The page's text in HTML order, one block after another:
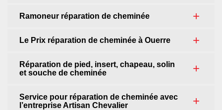
Ramoneur réparation de cheminée
Le Prix réparation de cheminée à Ouerre
Réparation de pied, insert, chapeau, solin
et souche de cheminée
Service pour réparation de cheminée avec
l’entreprise Artisan Chevalier